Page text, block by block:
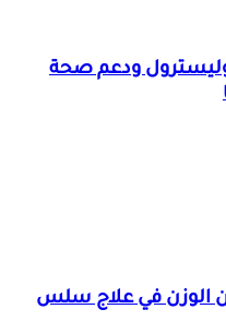
ودعم صحة
الوزن في علاج سلس